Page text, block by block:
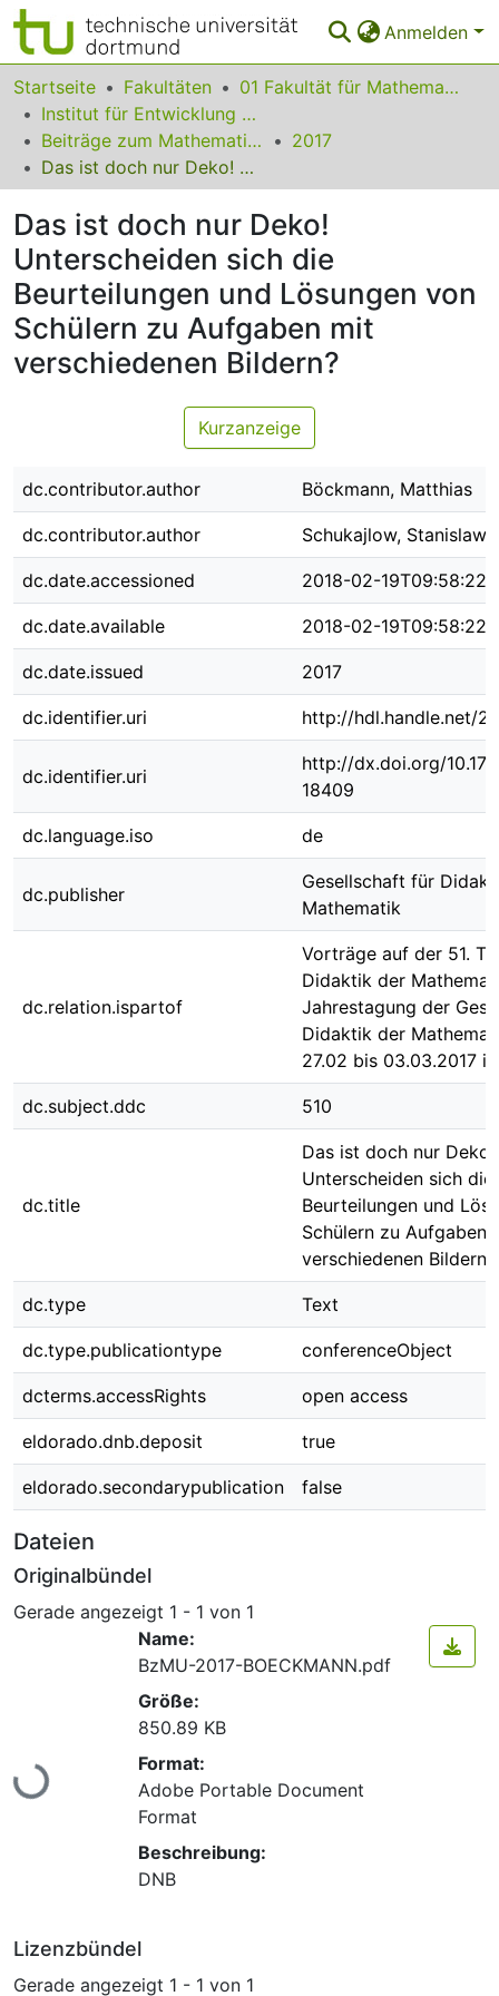
Anmelden
Bereiche & Sammlungen
Das gesamte Repositorium
Statistiken
FAQ
Leitlinien
Zurück zur Startseite
Startseite Fakultäten
01 Fakultät für Mathematik
Institut für Entwicklung und Erforschung des Mathematikunterrichts
Beiträge zum Mathematikunterricht
2017
Das ist doch nur Deko! Unterscheiden sich die Beurteilungen und Lösungen von Schülern zu Aufgaben mit verschiedenen Bildern?
Das ist doch nur Deko!
Unterscheiden sich die
Beurteilungen und Lösungen von
Schülern zu Aufgaben mit
verschiedenen Bildern?
Kurzanzeige
dc.contributor.author Böckmann, Matthias
dc.contributor.author Schukajlow, Stanislaw
dc.date.accessioned 2018-02-19T09:58:22Z
dc.date.available 2018-02-19T09:58:22Z
dc.date.issued 2017
dc.identifier.uri http://hdl.handle.net/
dc.identifier.uri
http://dx.doi.org/
18409
dc.language.iso de
dc.publisher
Gesellschaft für
Mathematik
dc.relation.ispartof
Vorträge auf der 51.
Didaktik der
Jahrestagung der
Didaktik der
27.02 bis 03.03.2017
dc.subject.ddc 510
dc.title
Das ist doch nur Deko!
Unterscheiden sich die
Beurteilungen und
Schülern zu Aufgaben
verschiedenen Bildern?
dc.type Text
dc.type.publicationtype conferenceObject
dcterms.accessRights open access
eldorado.dnb.deposit true
eldorado.secondarypublication false
Dateien
Originalbündel
Gerade angezeigt 1 - 1 von 1
Lade...
Name:
BzMU-2017-BOECKMANN.pdf
Größe:
850.89 KB
Format:
Adobe Portable Document
Format
Beschreibung:
DNB
Lizenzbündel
Gerade angezeigt 1 - 1 von 1